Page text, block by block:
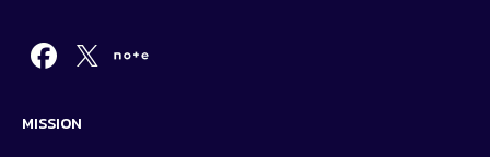
MISSION